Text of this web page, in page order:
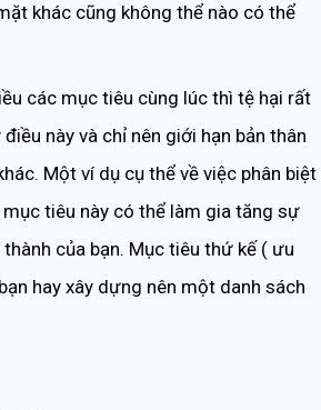
khác cũng không thể nào có thể
các mục tiêu cùng lúc thì tệ hại rất
này và chỉ nên giới hạn bản thân
Một ví dụ cụ thể về việc phân biệt
tiêu này có thể làm gia tăng sự
của bạn. Mục tiêu thứ kế ( ưu
hay xây dựng nên một danh sách